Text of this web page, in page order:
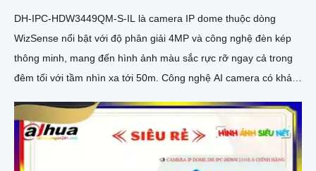
DH-IPC-HDW3449QM-S-IL là camera IP dome thuộc dòng
WizSense nổi bật với độ phân giải 4MP và công nghệ đèn kép
thông minh, mang đến hình ảnh màu sắc rực rỡ ngay cả trong
đêm tối với tầm nhìn xa tới 50m. Công nghệ AI camera có khả
tính năng đàm thoại hai chiều, hỗ trợ khe thẻ nhớ lên đến
512GB đáp ứng hoàn hảo an ninh